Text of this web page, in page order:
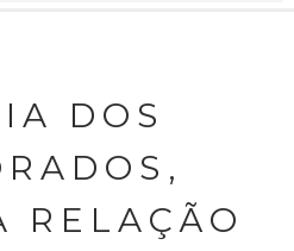
DOS
RELAÇÃO